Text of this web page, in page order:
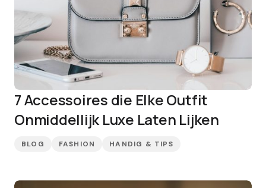
7 Accessoires die Elke Outfit
Onmiddellijk Luxe Laten Lijken
BLOG FASHION HANDIG & TIPS